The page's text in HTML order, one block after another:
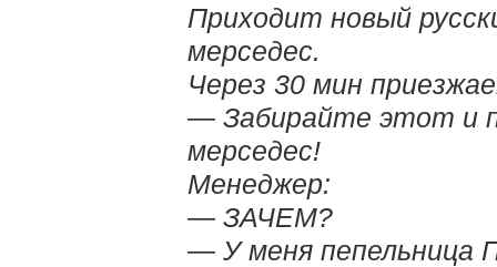
Приходит новый
мерседес.
Через 30 мин
— Забирайте этот и
мерседес!
Менеджер:
— ЗАЧЕМ?
— У меня пепельница